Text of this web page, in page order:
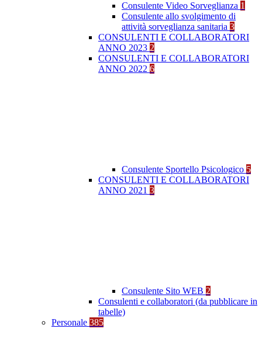
Consulente Video Sorveglianza 1
Consulente allo svolgimento di
attività sorveglianza sanitaria 3
CONSULENTI E COLLABORATORI
ANNO 2023 2
CONSULENTI E COLLABORATORI
ANNO 2022 6
Consulente Sportello Psicologico 5
CONSULENTI E COLLABORATORI
ANNO 2021 3
Consulente Sito WEB 2
Consulenti e collaboratori (da pubblicare in
tabelle)
Personale 385